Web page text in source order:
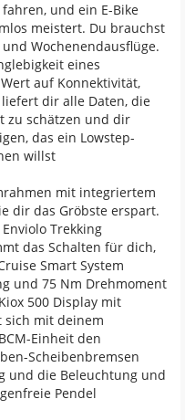
und ein E-Bike
meistert. Du brauchst
Wochenendausflüge.
eines
auf Konnektivität,
liefert dir alle Daten, die
zu schätzen und dir
das ein Lowstep-
willst
mit integriertem
dir das Gröbste erspart.
Trekking
das Schalten für dich,
Smart System
und 75 Nm Drehmoment
500 Display mit
sich mit deinem
Einheit den
Scheibenbremsen
und die Beleuchtung und
Pendel